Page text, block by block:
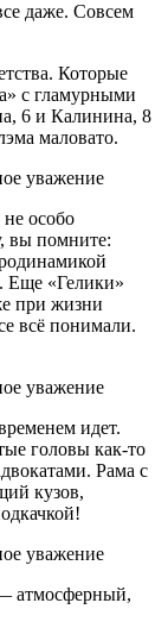
даже. Совсем
Которые
с гламурными
6 и Калинина, 8
маловато.
особо
вы помните:
Еще «Гелики»
при жизни
всё понимали.
идет.
головы как-то
Рама с
кузов,
атмосферный,